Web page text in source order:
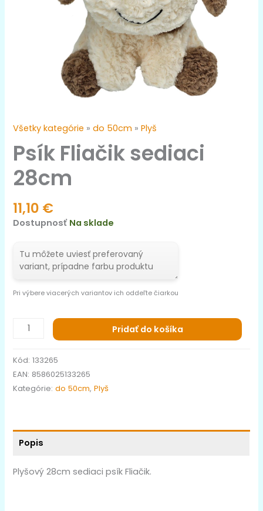
Všetky kategórie »do 50cm »Plyš
Psík Fliačik sediaci
28cm
11,10 €
Dostupnosť Na sklade
Pri výbere viacerých variantov ich oddeľte čiarkou
Pridať do košíka
Kód:133265
EAN: 8586025133265
Kategórie:do 50cm,Plyš
Popis
Plyšový 28cm sediaci psík Fliačik.